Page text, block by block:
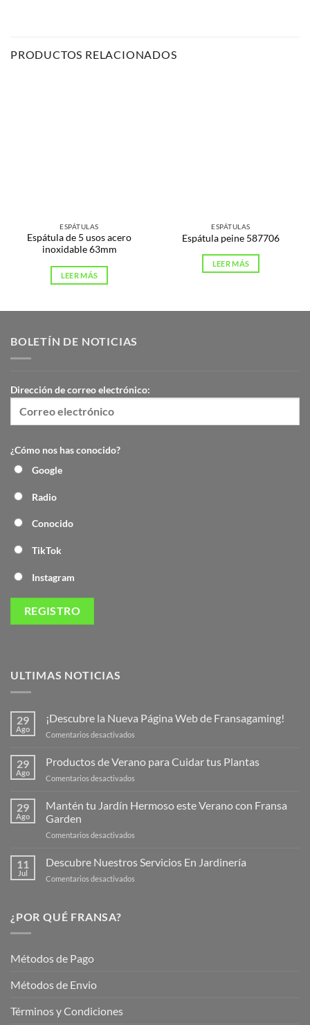
PRODUCTOS RELACIONADOS
ESPÁTULAS
Espátula de 5 usos acero
inoxidable 63mm
LEER MÁS
ESPÁTULAS
Espátula peine 587706
LEER MÁS
BOLETÍN DE NOTICIAS
Dirección de correo electrónico:
¿Cómo nos has conocido?
Google
Radio
Conocido
TikTok
Instagram
ULTIMAS NOTICIAS
29
Ago
¡Descubre la Nueva Página Web de Fransagaming!
Comentarios desactivados
Nueva
de
29
Ago
Productos de Verano para Cuidar tus Plantas
Comentarios desactivados
de
Verano
Plantas
29
Ago
Mantén tu Jardín Hermoso este Verano con Fransa
Garden
Comentarios desactivados
tu
Jardín
11
Jul
Descubre Nuestros Servicios En Jardinería
Comentarios desactivados
¿POR QUÉ FRANSA?
Métodos de Pago
Métodos de Envio
Términos y Condiciones